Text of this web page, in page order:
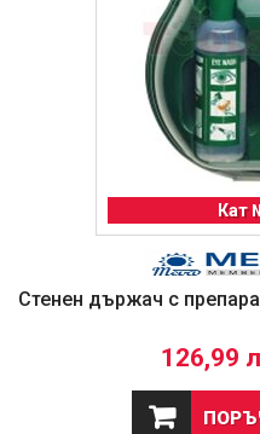
Кат
Стенен държач с
126,99